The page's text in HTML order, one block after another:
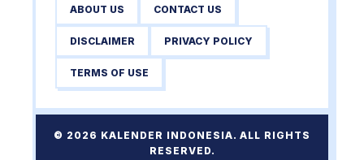
ABOUT US CONTACT US
DISCLAIMER PRIVACY POLICY
TERMS OF USE
© 2026 KALENDER INDONESIA. ALL RIGHTS
RESERVED.